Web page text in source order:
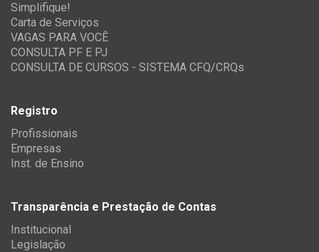
Simplifique!
Carta de Serviços
VAGAS PARA VOCÊ
CONSULTA PF E PJ
CONSULTA DE CURSOS - SISTEMA CFQ/CRQs
Registro
Profissionais
Empresas
Inst. de Ensino
Transparência e Prestação de Contas
Institucional
Legislação